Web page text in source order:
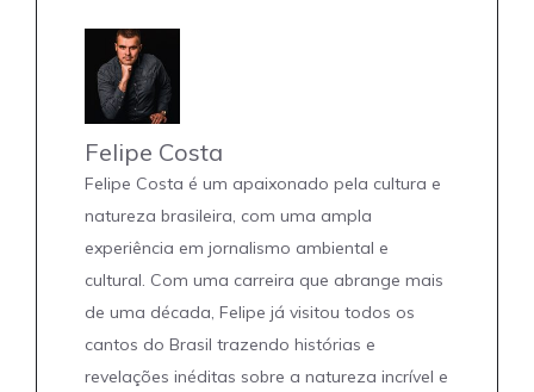
Felipe Costa
Felipe Costa é um apaixonado pela cultura e
natureza brasileira, com uma ampla
experiência em jornalismo ambiental e
cultural. Com uma carreira que abrange mais
de uma década, Felipe já visitou todos os
cantos do Brasil trazendo histórias e
revelações inéditas sobre a natureza incrível e